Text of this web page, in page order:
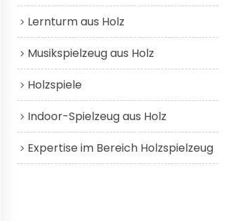
Lernturm aus Holz
Musikspielzeug aus Holz
Holzspiele
Indoor-Spielzeug aus Holz
Expertise im Bereich Holzspielzeug